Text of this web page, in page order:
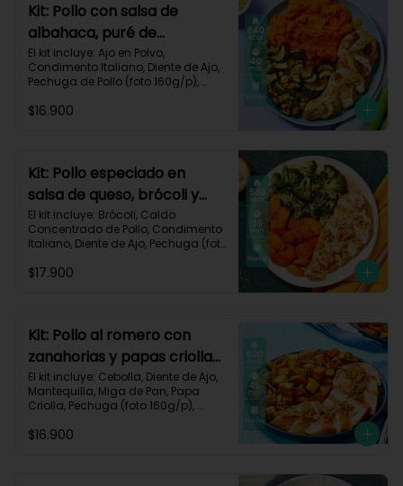
Kit: Pollo con salsa de
albahaca, puré de
zanahorias y zucchini-85
El kit incluye: Ajo en Polvo,
Condimento Italiano, Diente de Ajo,
Pechuga de Pollo (foto 160g/p),
Zanahoria, Zucchini Verde, Receta
Proteínas 35g
$16.900
Kit: Pollo especiado en
salsa de queso, brócoli y
zanahorias asadas-77
El kit incluye: Brócoli, Caldo
Concentrado de Pollo, Condimento
Italiano, Diente de Ajo, Pechuga (foto
Monterey Jack, Tomate, Zanahoria,
Proteínas 39g
$17.900
Kit: Pollo al romero con
zanahorias y papas criollas
asadas-59
El kit incluye: Cebolla, Diente de Ajo,
Mantequilla, Miga de Pan, Papa
Criolla, Pechuga (foto 160g/p),
Impresa.
$16.900